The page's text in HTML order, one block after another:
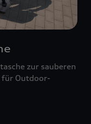
zur sauberen
für Outdoor-